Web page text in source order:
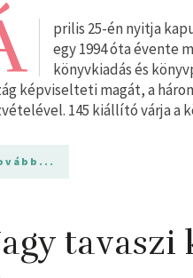
prilis 25-én nyitja
egy 1994 óta évente
könyvkiadás és
képviselteti magát, a
145 kiállító várja a
tavaszi